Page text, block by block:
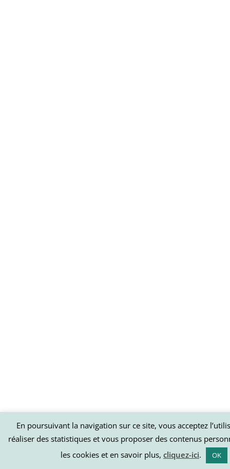
En poursuivant la navigation sur ce site, vous acceptez
réaliser des statistiques et vous proposer des contenus
les cookies et en savoir plus, cliquez-ici. OK